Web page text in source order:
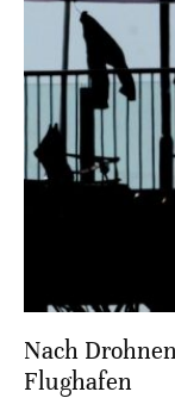
Nach
Flughafen